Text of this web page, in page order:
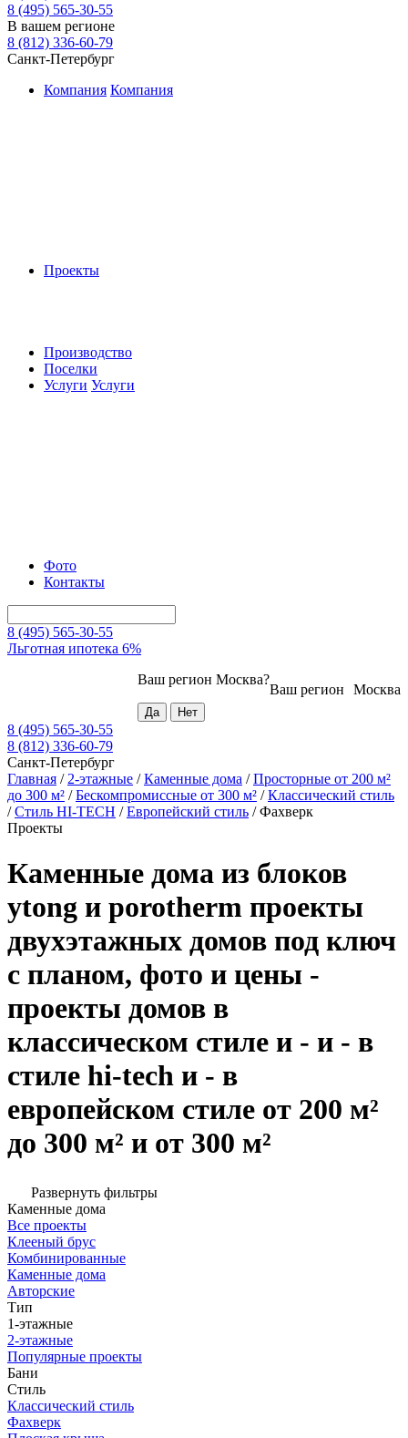
8 (495) 565-30-55
В вашем регионе
8 (812) 336-60-79
Санкт-Петербург
Компания Компания
Проекты
Производство
Поселки
Услуги Услуги
Фото
Контакты
8 (495) 565-30-55
Льготная ипотека 6%
Москва
Ваш регион
Ваш регион Москва?
8 (495) 565-30-55
8 (812) 336-60-79
Санкт-Петербург
Главная / 2-этажные /Каменные дома /Просторные от 200 м²
до 300 м² /Бескомпромиссные от 300 м² /Классический стиль
/Стиль HI-TECH /Европейский стиль /Фахверк
Проекты
Каменные дома из блоков
ytong и porotherm проекты
двухэтажных домов под ключ
с планом, фото и цены -
проекты домов в
классическом стиле и - и - в
стиле hi-tech и - в
европейском стиле от 200 м²
до 300 м² и от 300 м²
Развернуть фильтры
Каменные дома
Все проекты
Клееный брус
Комбинированные
Каменные дома
Авторские
Тип
1-этажные
2-этажные
Популярные проекты
Бани
Стиль
Классический стиль
Фахверк